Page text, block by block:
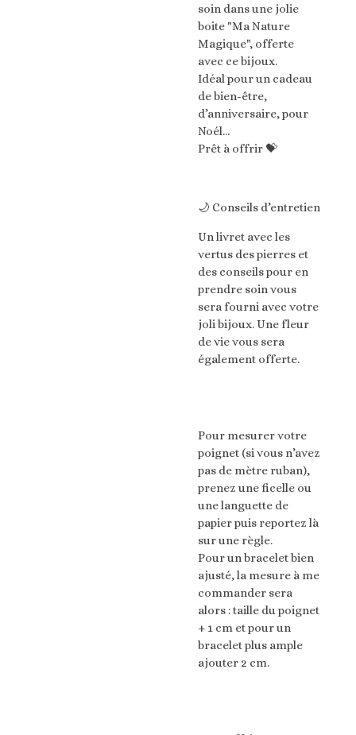
soin dans une jolie
boite "Ma Nature
Magique", offerte
avec ce bijoux.
Idéal pour un cadeau
de bien-être,
d’anniversaire, pour
Noél...
Prêt à offrir 💝
🌙 Conseils d’entretien
Un livret avec les
vertus des pierres et
des conseils pour en
prendre soin vous
sera fourni avec votre
joli bijoux. Une fleur
de vie vous sera
également offerte.
Pour mesurer votre
poignet (si vous n’avez
pas de mètre ruban),
prenez une ficelle ou
une languette de
papier puis reportez là
sur une règle.
Pour un bracelet bien
ajusté, la mesure à me
commander sera
alors : taille du poignet
+ 1 cm et pour un
bracelet plus ample
ajouter 2 cm.